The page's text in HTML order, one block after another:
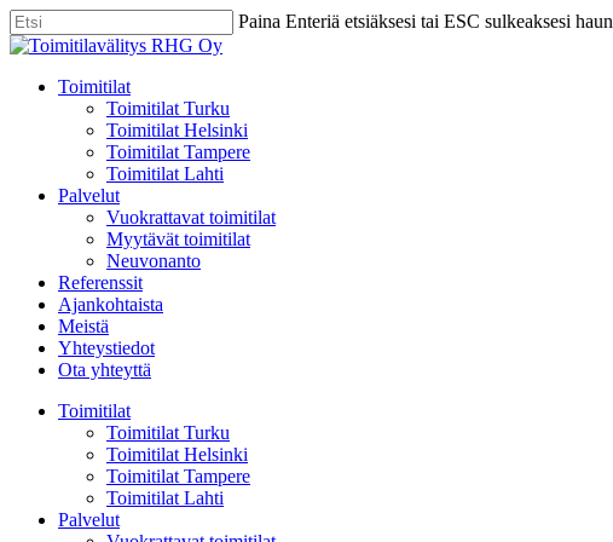
Skip
to
content
Paina Enteriä etsiäksesi tai ESC sulkeaksesi haun
Close
Menu
Toimitilat
Toimitilat Turku
Toimitilat Helsinki
Toimitilat Tampere
Toimitilat Lahti
Palvelut
Vuokrattavat toimitilat
Myytävät toimitilat
Neuvonanto
Referenssit
Ajankohtaista
Meistä
Yhteystiedot
Ota yhteyttä
Toimitilat
Toimitilat Turku
Toimitilat Helsinki
Toimitilat Tampere
Toimitilat Lahti
Palvelut